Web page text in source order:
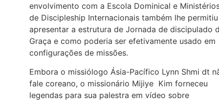
envolvimento com a Escola Dominical e
de Discipleship Internacionais também lhe permitiu
apresentar a estrutura de Jornada de discipulado
Graça e como poderia ser efetivamente usado em
configurações de missões.
Embora o missiólogo Ásia-Pacífico Lynn Shmi dt
fale coreano, o missionário Mijiye Kim forneceu
legendas para sua palestra em vídeo sobre